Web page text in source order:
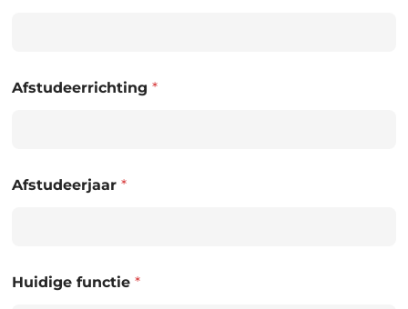
Afstudeerrichting *
Afstudeerjaar *
Huidige functie *